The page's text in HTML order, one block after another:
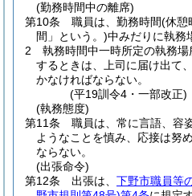
(勤務時間中の離席)
第10条
職員は、勤務時間(休憩
間」という。)中みだりに執務
2
執務時間中一時所定の執務
するときは、上司に届け出て
かなければならない。
(平19訓令4・一部改正)
(執務態度)
第11条
職員は、常に言語、容
ようなことを慎み、応接は努
ならない。
(出張命令)
第12条
出張は、 下野市職員等